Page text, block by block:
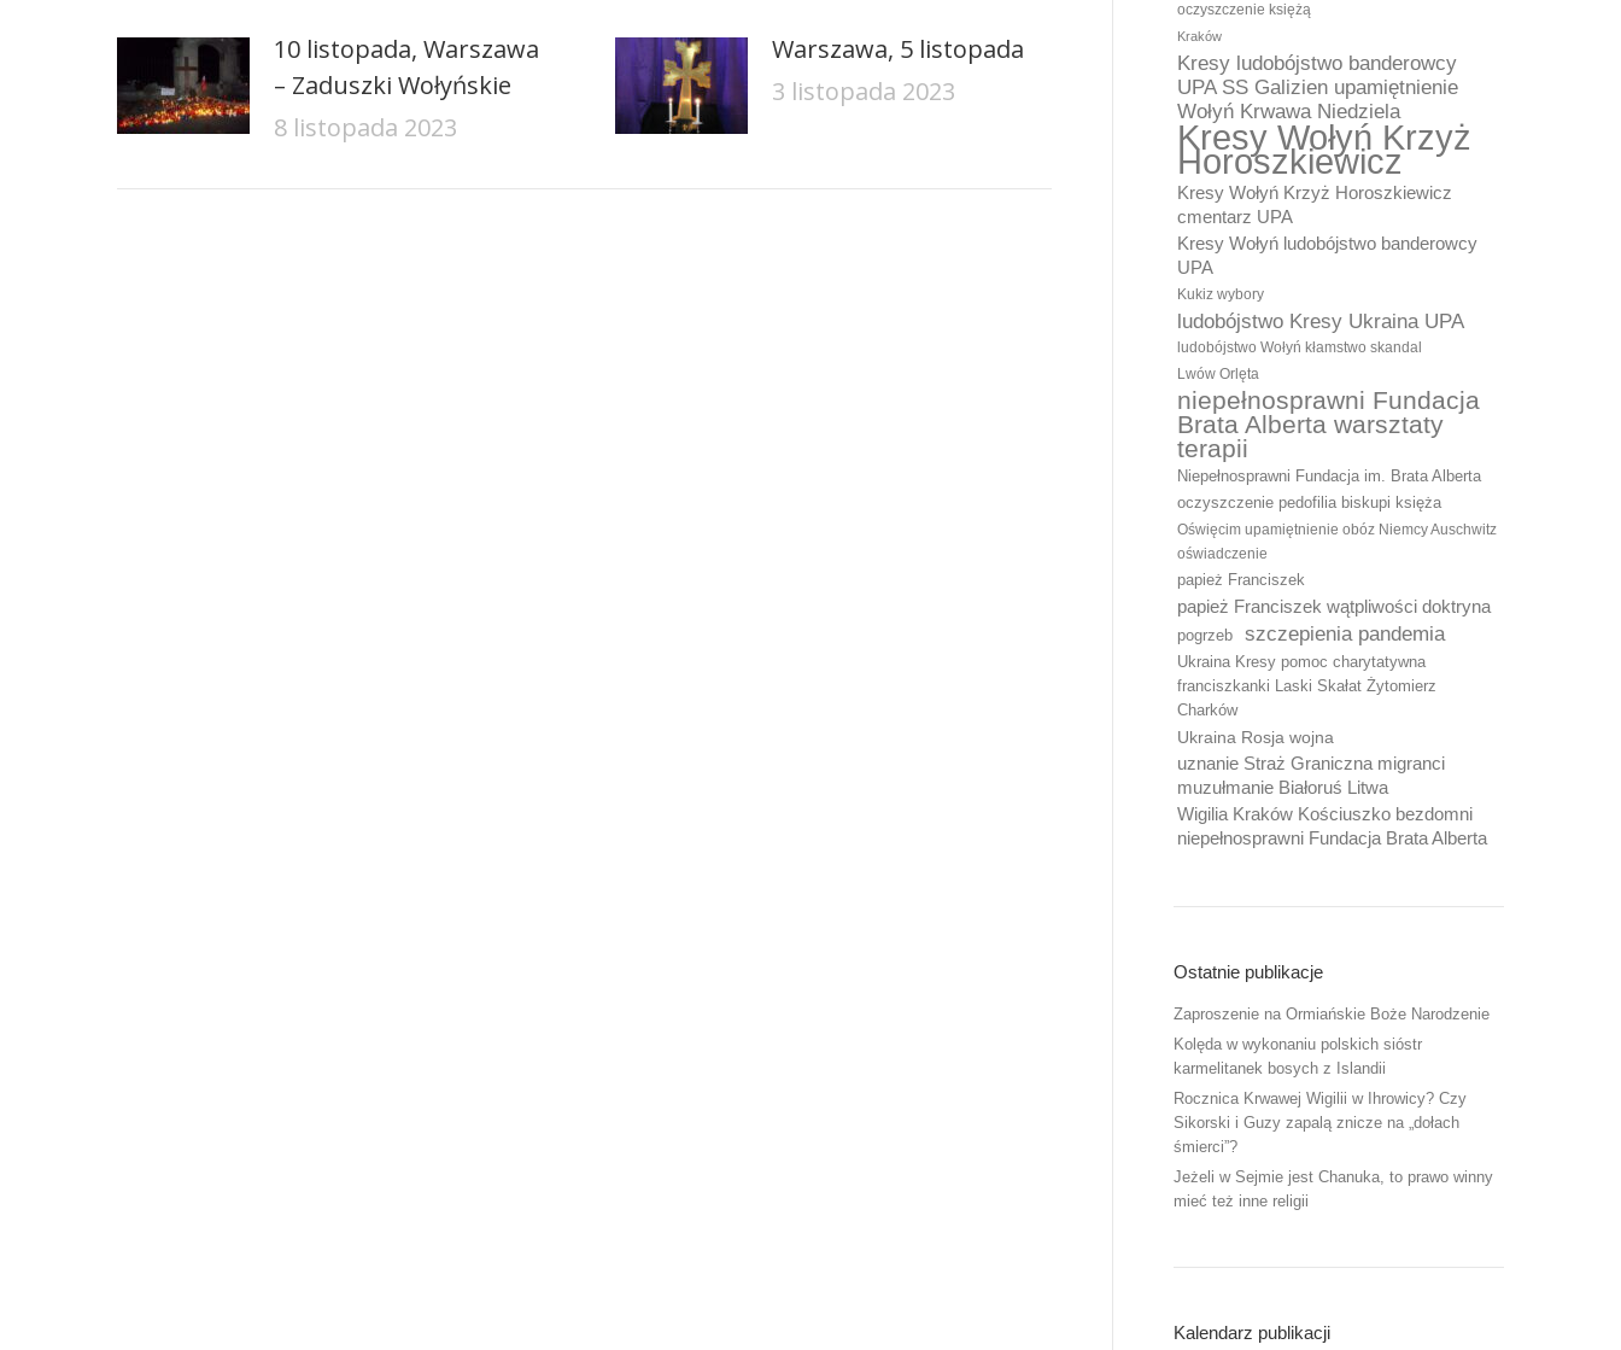
10 listopada, Warszawa
– Zaduszki Wołyńskie
8 listopada 2023
Warszawa, 5 listopada
3 listopada 2023
oczyszczenie księżą
Kraków
Kresy ludobójstwo banderowcy
UPA SS Galizien upamiętnienie
Wołyń Krwawa Niedziela
Kresy Wołyń Krzyż
Horoszkiewicz
Kresy Wołyń Krzyż Horoszkiewicz
cmentarz UPA
Kresy Wołyń ludobójstwo banderowcy
UPA
Kukiz wybory
ludobójstwo Kresy Ukraina UPA
ludobójstwo Wołyń kłamstwo skandal
Lwów Orlęta
niepełnosprawni Fundacja
Brata Alberta warsztaty
terapii
Niepełnosprawni Fundacja im. Brata Alberta
oczyszczenie pedofilia biskupi księża
Oświęcim upamiętnienie obóz Niemcy Auschwitz
oświadczenie
papież Franciszek
papież Franciszek wątpliwości doktryna
pogrzeb szczepienia pandemia
Ukraina Kresy pomoc charytatywna
franciszkanki Laski Skałat Żytomierz
Charków
Ukraina Rosja wojna
uznanie Straż Graniczna migranci
muzułmanie Białoruś Litwa
Wigilia Kraków Kościuszko bezdomni
niepełnosprawni Fundacja Brata Alberta
Ostatnie publikacje
Zaproszenie na Ormiańskie Boże Narodzenie
Kolęda w wykonaniu polskich sióstr
karmelitanek bosych z Islandii
Rocznica Krwawej Wigilii w Ihrowicy? Czy
Sikorski i Guzy zapalą znicze na „dołach
śmierci”?
Jeżeli w Sejmie jest Chanuka, to prawo winny
mieć też inne religii
Kalendarz publikacji